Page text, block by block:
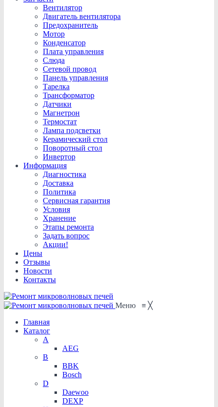
Вентилятор
Двигатель вентилятора
Предохранитель
Мотор
Конденсатор
Плата управления
Слюда
Сетевой провод
Панель управления
Тарелка
Трансформатор
Датчики
Магнетрон
Термостат
Лампа подсветки
Керамический стол
Поворотный стол
Инвертор
Информация
Диагностика
Доставка
Политика
Сервисная гарантия
Условия
Хранение
Этапы ремонта
Задать вопрос
Акции!
Цены
Отзывы
Новости
Контакты
Меню ≡ ╳
Главная
Каталог
A
AEG
B
BBK
Bosch
D
Daewoo
DEXP